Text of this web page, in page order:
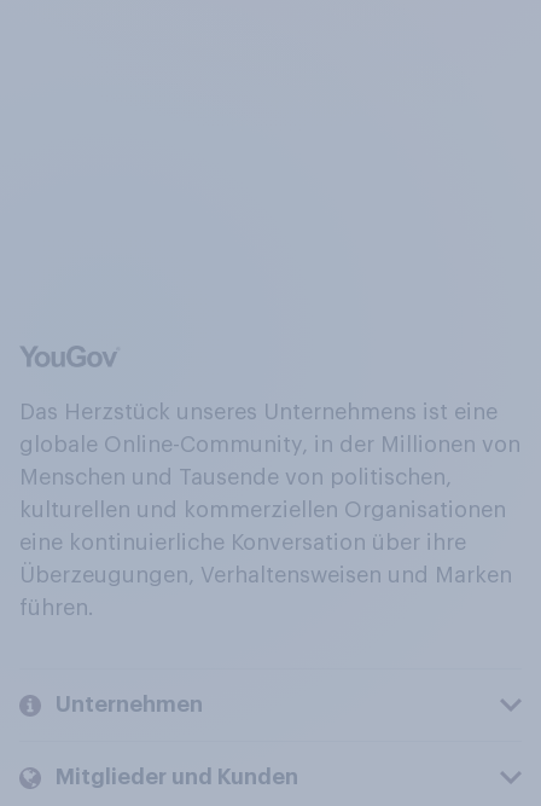
Das Herzstück unseres Unternehmens ist eine
globale Online-Community, in der Millionen von
Menschen und Tausende von politischen,
kulturellen und kommerziellen Organisationen
eine kontinuierliche Konversation über ihre
Überzeugungen, Verhaltensweisen und Marken
führen.
Unternehmen
Mitglieder und Kunden